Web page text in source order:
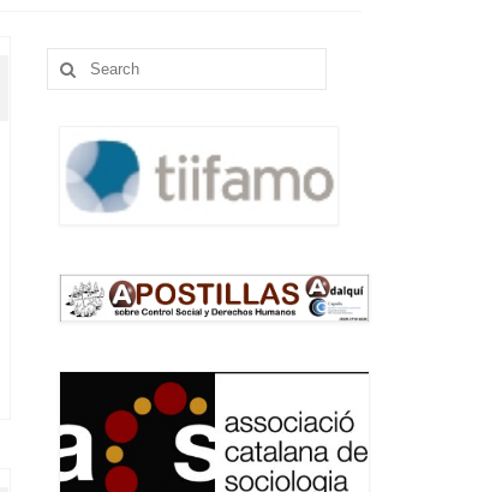
Search
for: